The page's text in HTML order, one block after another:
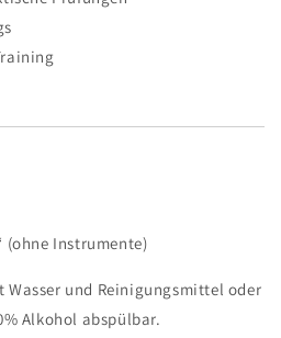
(ohne Instrumente)
Wasser und Reinigungsmittel oder
Alkohol abspülbar.